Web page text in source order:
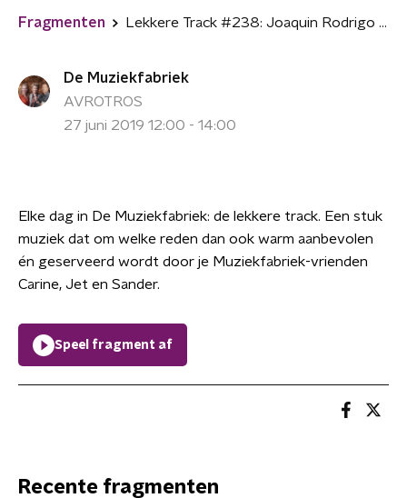
Fragmenten Lekkere Track #238: Joaquin Rodrigo - Fantasia para un gentil hombre door Antonio de Almeida
De Muziekfabriek
AVROTROS
27 juni 2019 12:00 - 14:00
Elke dag in De Muziekfabriek: de lekkere track. Een stuk
muziek dat om welke reden dan ook warm aanbevolen
én geserveerd wordt door je Muziekfabriek-vrienden
Carine, Jet en Sander.
Speel fragment af
Recente fragmenten